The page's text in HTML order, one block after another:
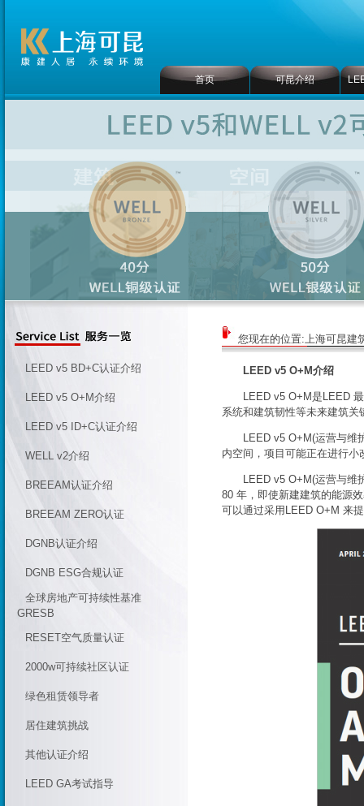
首页 可昆介绍
LEED v5 BD+C认证介绍
LEED v5 O+M介绍
LEED v5 ID+C认证介绍
WELL v2介绍
BREEAM认证介绍
BREEAM ZERO认证
DGNB认证介绍
DGNB ESG合规认证
全球房地产可持续性基准
GRESB
RESET空气质量认证
2000w可持续社区认证
绿色租赁领导者
居住建筑挑战
其他认证介绍
LEED GA考试指导
您现在的位置:上海可昆建
LEED v5 O+M介绍
LEED v5 O+M是LEED 最
系统和建筑韧性等未来建筑关
LEED v5 O+M(运营与维护
内空间，项目可能正在进行
LEED v5 O+M(运营与维护
80 年，即使新建建筑的能源
可以通过采用LEED O+M 来